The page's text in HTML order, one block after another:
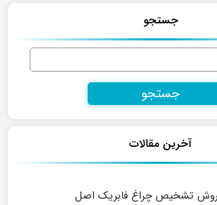
جستجو
آخرین مقالات